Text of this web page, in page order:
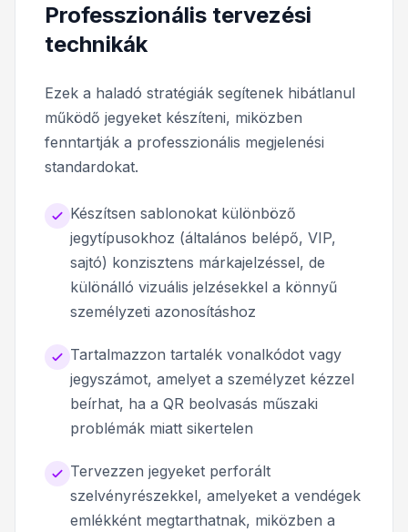
Professzionális tervezési
technikák
Ezek a haladó stratégiák segítenek hibátlanul
működő jegyeket készíteni, miközben
fenntartják a professzionális megjelenési
standardokat.
Készítsen sablonokat különböző
jegytípusokhoz (általános belépő, VIP,
sajtó) konzisztens márkajelzéssel, de
különálló vizuális jelzésekkel a könnyű
személyzeti azonosításhoz
Tartalmazzon tartalék vonalkódot vagy
jegyszámot, amelyet a személyzet kézzel
beírhat, ha a QR beolvasás műszaki
problémák miatt sikertelen
Tervezzen jegyeket perforált
szelvényrészekkel, amelyeket a vendégek
emlékként megtarthatnak, miközben a